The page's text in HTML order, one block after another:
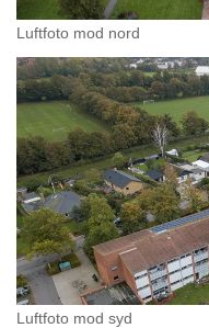
Luftfoto mod nord
Luftfoto mod syd